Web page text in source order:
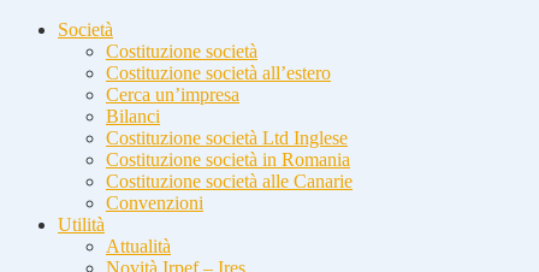
Società
Costituzione società
Costituzione società all’estero
Cerca un’impresa
Bilanci
Costituzione società Ltd Inglese
Costituzione società in Romania
Costituzione società alle Canarie
Convenzioni
Utilità
Attualità
Novità Irpef – Ires